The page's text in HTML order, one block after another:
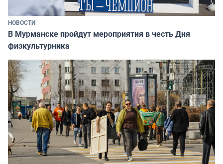
НОВОСТИ
В Мурманске пройдут мероприятия в честь Дня
физкультурника